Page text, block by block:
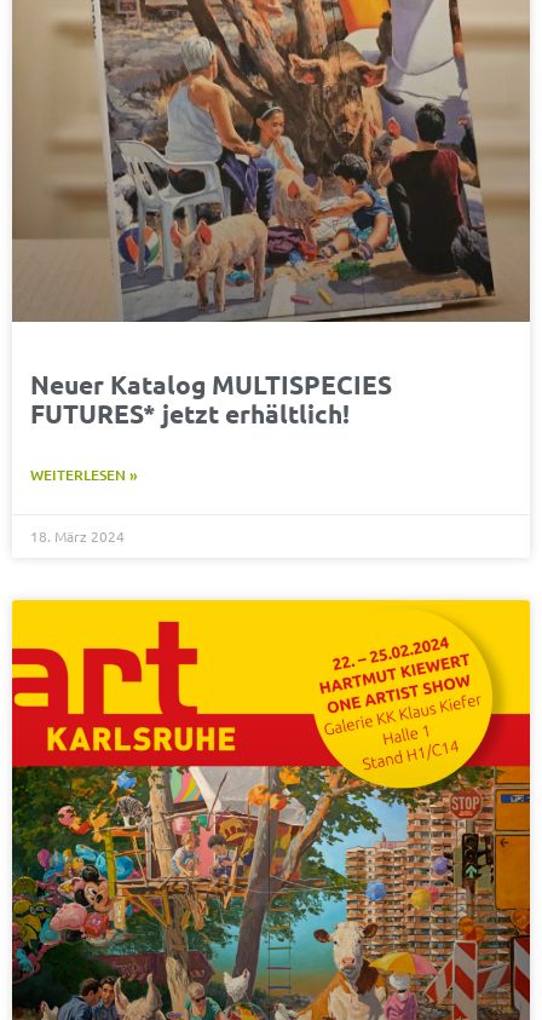
Neuer Katalog MULTISPECIES
FUTURES* jetzt erhältlich!
WEITERLESEN »
18. März 2024